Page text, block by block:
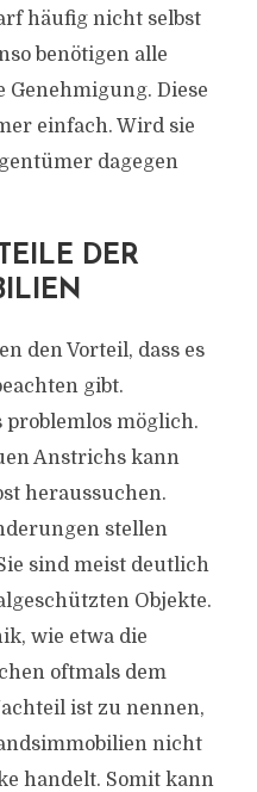
häufig nicht selbst
benötigen alle
Genehmigung. Diese
einfach. Wird sie
dagegen
DER
den Vorteil, dass es
gibt.
möglich.
Anstrichs kann
heraussuchen.
stellen
sind meist deutlich
Objekte.
wie etwa die
oftmals dem
ist zu nennen,
nicht
handelt. Somit kann